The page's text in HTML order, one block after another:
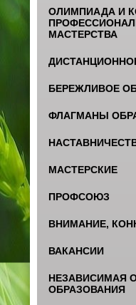
ОЛИМПИАДА И
МАСТЕРСТВА
БЕРЕЖЛИВОЕ
ФЛАГМАНЫ
МАСТЕРСКИЕ
ПРОФСОЮЗ
ВНИМАНИЕ,
ВАКАНСИИ
НЕЗАВИСИМАЯ
ОБРАЗОВАНИЯ